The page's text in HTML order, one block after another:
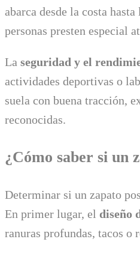
abarca desde la costa
personas presten especial
La seguridad y el
actividades deportivas o
suela con buena tracción,
reconocidas.
¿Cómo saber si un
Determinar si un zapato
En primer lugar, el diseño
ranuras profundas, tacos o